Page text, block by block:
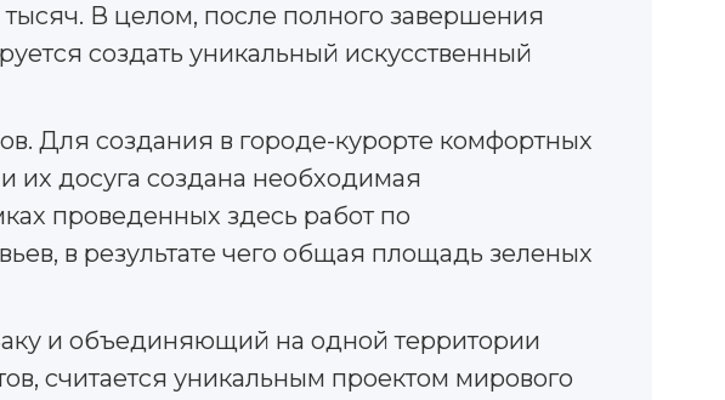
В целом, после полного завершения
создать уникальный искусственный
Для создания в городе-курорте комфортных
их досуга создана необходимая
проведенных здесь работ по
в результате чего общая площадь зеленых
и объединяющий на одной территории
считается уникальным проектом мирового